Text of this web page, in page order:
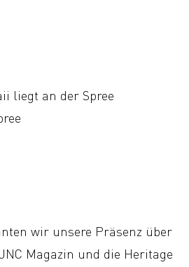
liegt an der Spree
wir unsere Präsenz über
Magazin und die Heritage